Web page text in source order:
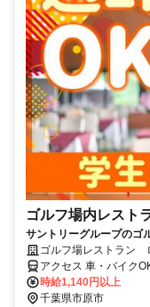
ゴルフ場内レスト
サントリーグループのゴ
来る方歓迎！ 毎年昇給◎
ゴルフ場レストラン
【AP】
アクセス 車・バイク
～約17分、「市原IC
時給1,140円以上
千葉県市原市